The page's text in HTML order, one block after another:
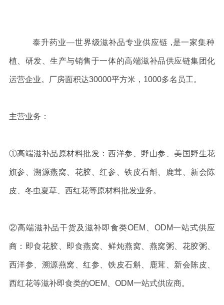
泰升药业—世界级滋补品专业供应链 ,是一家集种
植、研发、生产与销售于一体的高端滋补品供应链集团化
运营企业。厂房面积达30000平方米，1000多名员工。
主营业务：
①高端滋补品原材料批发：西洋参、野山参、美国野生花
旗参、溯源燕窝、花胶、红参、铁皮石斛、鹿茸、新会陈
皮、冬虫夏草、西红花等原材料批发业务。
②高端滋补品干货及滋补即食类OEM、ODM一站式供应
商：即食花胶、即食燕窝、鲜炖燕窝、燕窝粥、花胶粥、
西洋参、溯源燕窝、红参、铁皮石斛、鹿茸、新会陈皮、
西红花等滋补即食类的OEM、ODM一站式供应商。